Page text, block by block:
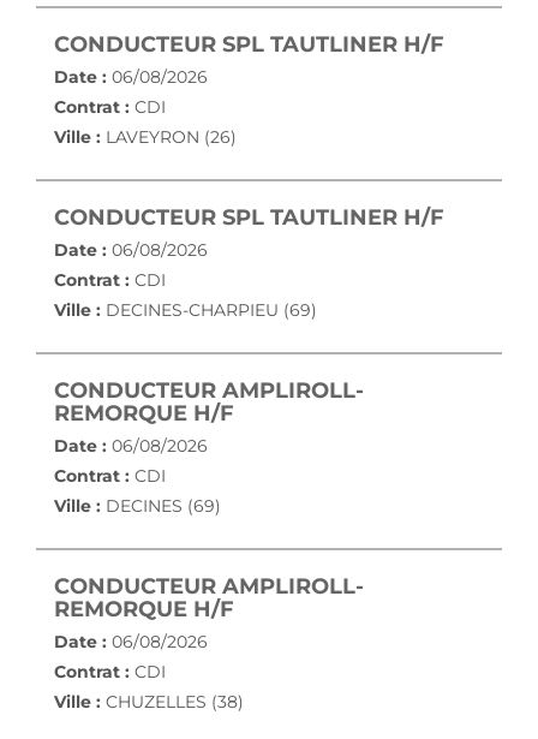
CONDUCTEUR SPL TAUTLINER H/F
Date : 06/08/2026
Contrat : CDI
Ville : LAVEYRON (26)
CONDUCTEUR SPL TAUTLINER H/F
Date : 06/08/2026
Contrat : CDI
Ville : DECINES-CHARPIEU (69)
CONDUCTEUR AMPLIROLL-
REMORQUE H/F
Date : 06/08/2026
Contrat : CDI
Ville : DECINES (69)
CONDUCTEUR AMPLIROLL-
REMORQUE H/F
Date : 06/08/2026
Contrat : CDI
Ville : CHUZELLES (38)